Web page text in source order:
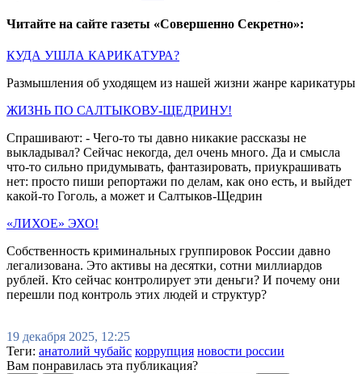
Читайте на сайте газеты «Совершенно Секретно»:
КУДА УШЛА КАРИКАТУРА?
Размышления об уходящем из нашей жизни жанре карикатуры
ЖИЗНЬ ПО САЛТЫКОВУ-ЩЕДРИНУ!
Спрашивают: - Чего-то ты давно никакие рассказы не
выкладывал? Сейчас некогда, дел очень много. Да и смысла
что-то сильно придумывать, фантазировать, приукрашивать
нет: просто пиши репортажи по делам, как оно есть, и выйдет
какой-то Гоголь, а может и Салтыков-Щедрин
«ЛИХОЕ» ЭХО!
Собственность криминальных группировок России давно
легализована. Это активы на десятки, сотни миллиардов
рублей. Кто сейчас контролирует эти деньги? И почему они
перешли под контроль этих людей и структур?
19 декабря 2025, 12:25
Теги: анатолий чубайс коррупция новости россии
Вам понравилась эта публикация?